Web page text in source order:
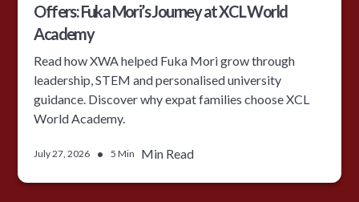
Offers: Fuka Mori’s Journey at XCL World
Academy
Read how XWA helped Fuka Mori grow through
leadership, STEM and personalised university
guidance. Discover why expat families choose XCL
World Academy.
July 27, 2026 • 5 Min Min Read